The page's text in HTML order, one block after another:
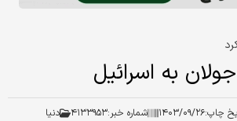
به اسرائیل
چاپ:۱۴۰۳/۰۹/۲۶ شماره خبر:۴۱۳۳۹۵۳ دنیا